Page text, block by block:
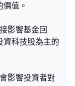
值。
影響基金回
資科技股為主的
影響投資者對